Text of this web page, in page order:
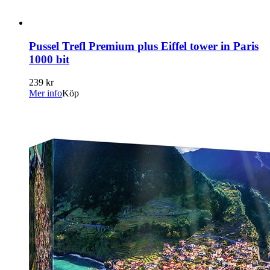
Pussel Trefl Premium plus Eiffel tower in Paris
1000 bit
239 kr
Mer infoKöp